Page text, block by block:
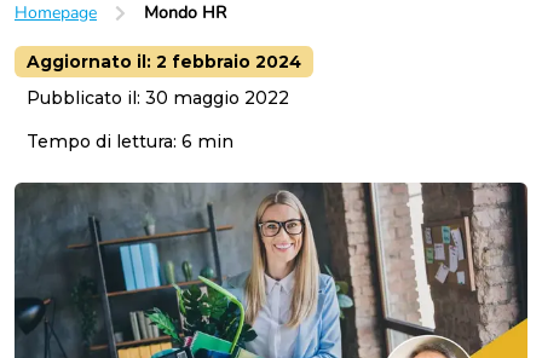
Company
Homepage Mondo HR
Aggiornato il: 2 febbraio 2024
Pubblicato il: 30 maggio 2022
Tempo di lettura: 6 min